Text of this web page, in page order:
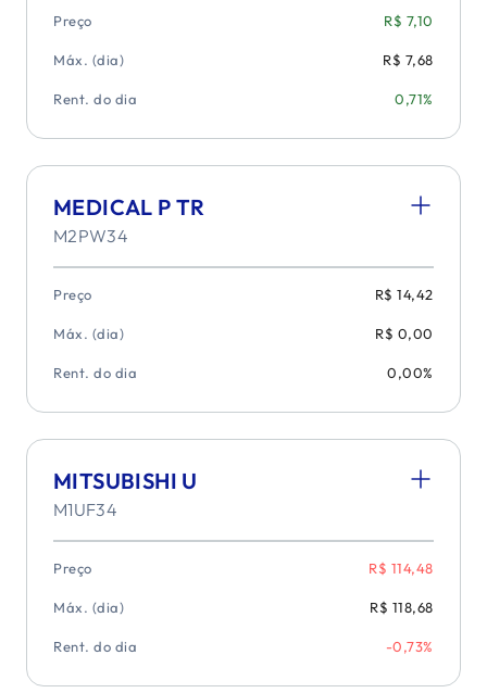
Preço R$ 7,10
Máx. (dia) R$ 7,68
Rent. do dia 0,71%
MEDICAL P TR
M2PW34
Preço R$ 14,42
Máx. (dia) R$ 0,00
Rent. do dia 0,00%
MITSUBISHI U
M1UF34
Preço R$ 114,48
Máx. (dia) R$ 118,68
Rent. do dia -0,73%